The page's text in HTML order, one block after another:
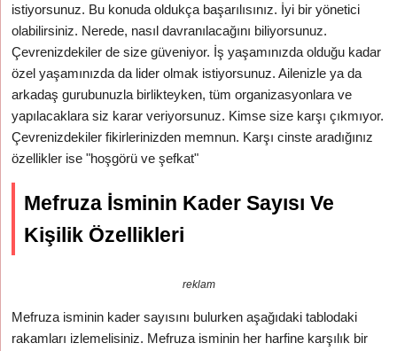
istiyorsunuz. Bu konuda oldukça başarılısınız. İyi bir yönetici
olabilirsiniz. Nerede, nasıl davranılacağını biliyorsunuz.
Çevrenizdekiler de size güveniyor. İş yaşamınızda olduğu kadar
özel yaşamınızda da lider olmak istiyorsunuz. Ailenizle ya da
arkadaş gurubunuzla birlikteyken, tüm organizasyonlara ve
yapılacaklara siz karar veriyorsunuz. Kimse size karşı çıkmıyor.
Çevrenizdekiler fikirlerinizden memnun. Karşı cinste aradığınız
özellikler ise "hoşgörü ve şefkat"
Mefruza İsminin Kader Sayısı Ve
Kişilik Özellikleri
reklam
Mefruza isminin kader sayısını bulurken aşağıdaki tablodaki
rakamları izlemelisiniz. Mefruza isminin her harfine karşılık bir